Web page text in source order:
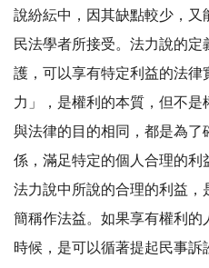
說紛紜中，因其缺點較少，
民法學者所接受。法力說的
護，可以享有特定利益的法
力」，是權利的本質，但不
與法律的目的相同，都是為了
係，滿足特定的個人合理的利
法力說中所說的合理的利益
簡稱作法益。如果享有權利
時候，是可以循著提起民事